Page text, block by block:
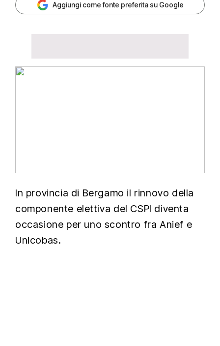
Aggiungi come fonte preferita su Google
In provincia di Bergamo il rinnovo della
componente elettiva del CSPI diventa
occasione per uno scontro fra Anief e
Unicobas.